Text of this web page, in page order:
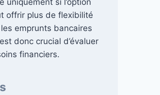
uniquement si l’option
offrir plus de flexibilité
emprunts bancaires
donc crucial d’évaluer
financiers.